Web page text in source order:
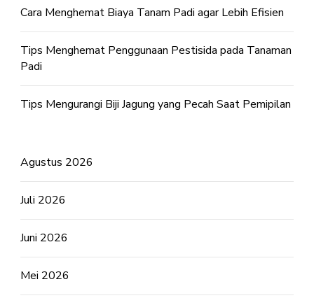
Cara Menghemat Biaya Tanam Padi agar Lebih Efisien
Tips Menghemat Penggunaan Pestisida pada Tanaman
Padi
Tips Mengurangi Biji Jagung yang Pecah Saat Pemipilan
Agustus 2026
Juli 2026
Juni 2026
Mei 2026